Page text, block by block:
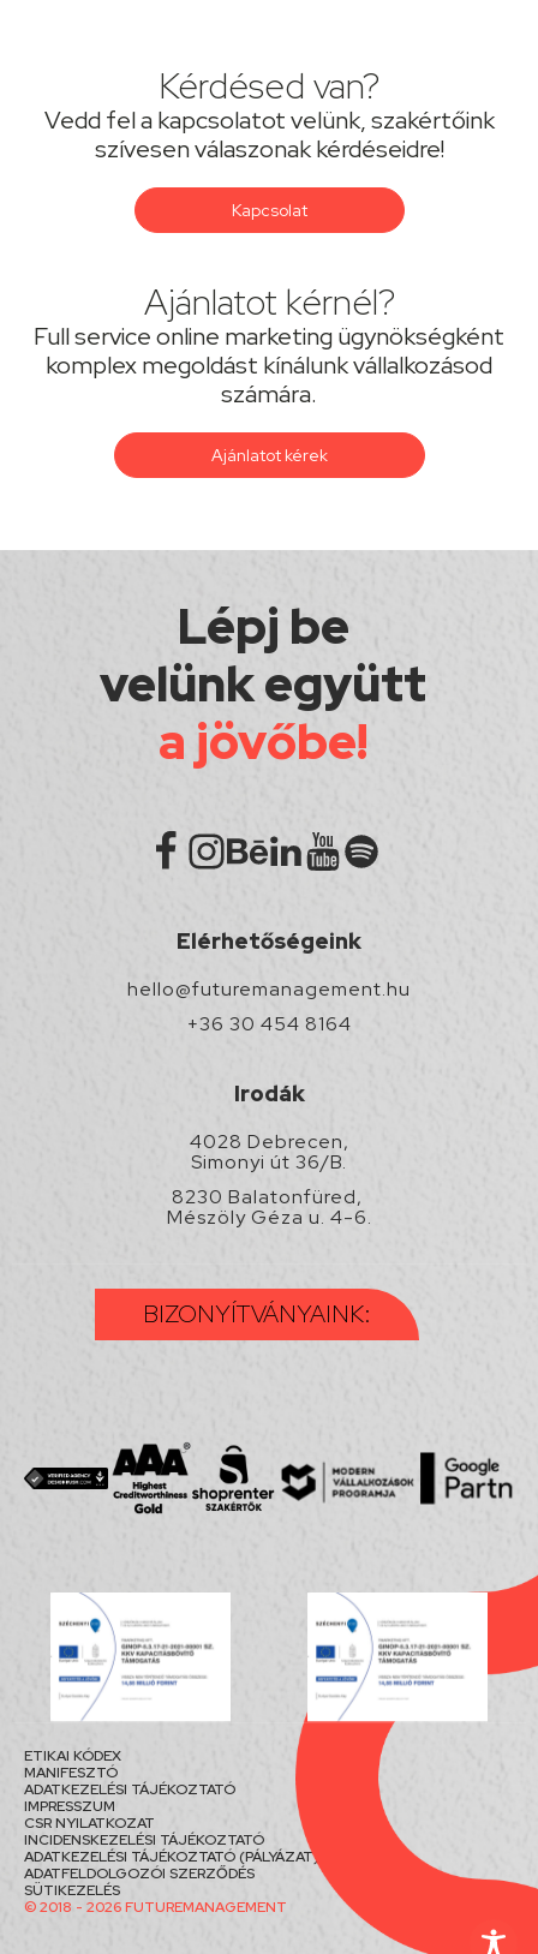
Kérdésed van?
Vedd fel a kapcsolatot velünk, szakértőink
szívesen válaszonak kérdéseidre!
Kapcsolat
Ajánlatot kérnél?
Full service online marketing ügynökségként
komplex megoldást kínálunk vállalkozásod
számára.
Ajánlatot kérek
Lépj be
velünk együtt
a jövőbe!
Elérhetőségeink
hello@futuremanagement.hu
+36 30 454 8164
Irodák
4028 Debrecen,
Simonyi út 36/B.
8230 Balatonfüred,
Mészöly Géza u. 4-6.
BIZONYÍTVÁNYAINK:
ETIKAI KÓDEX
MANIFESZTÓ
ADATKEZELÉSI TÁJÉKOZTATÓ
IMPRESSZUM
CSR NYILATKOZAT
INCIDENSKEZELÉSI TÁJÉKOZTATÓ
ADATKEZELÉSI TÁJÉKOZTATÓ (PÁLYÁZAT)
ADATFELDOLGOZÓI SZERZŐDÉS
SÜTIKEZELÉS
© 2018 - 2026 FUTUREMANAGEMENT